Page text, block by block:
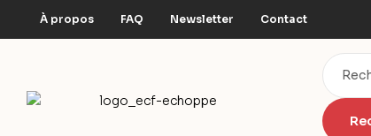
À propos FAQ Newsletter Contact